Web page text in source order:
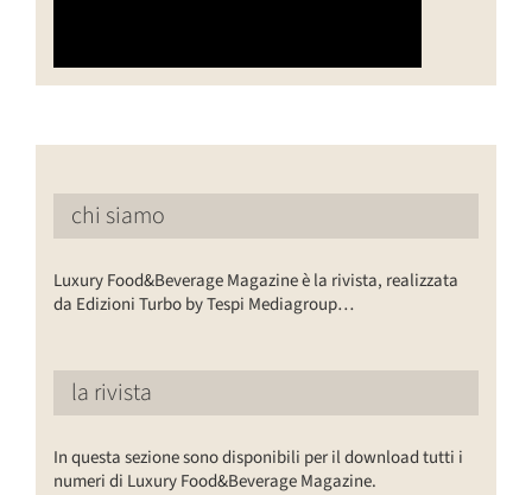
chi siamo
Luxury Food&Beverage Magazine è la rivista, realizzata
da Edizioni Turbo by Tespi Mediagroup…
la rivista
In questa sezione sono disponibili per il download tutti i
numeri di Luxury Food&Beverage Magazine.